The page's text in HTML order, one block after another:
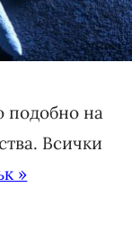
подобно на
Всички
»